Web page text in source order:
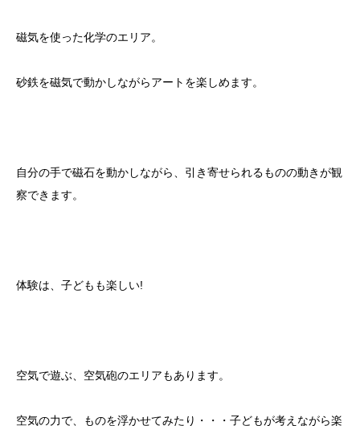
磁気を使った化学のエリア。
砂鉄を磁気で動かしながらアートを楽しめます。
自分の手で磁石を動かしながら、引き寄せられるものの動きが観
察できます。
体験は、子どもも楽しい!
空気で遊ぶ、空気砲のエリアもあります。
空気の力で、ものを浮かせてみたり・・・子どもが考えながら楽